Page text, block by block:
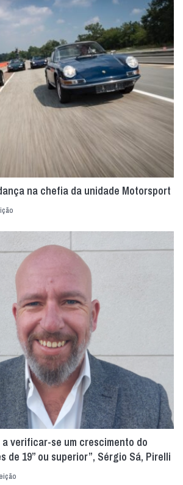
na chefia da unidade Motorsport
verificar-se um crescimento do
de 19” ou superior”, Sérgio Sá, Pirelli